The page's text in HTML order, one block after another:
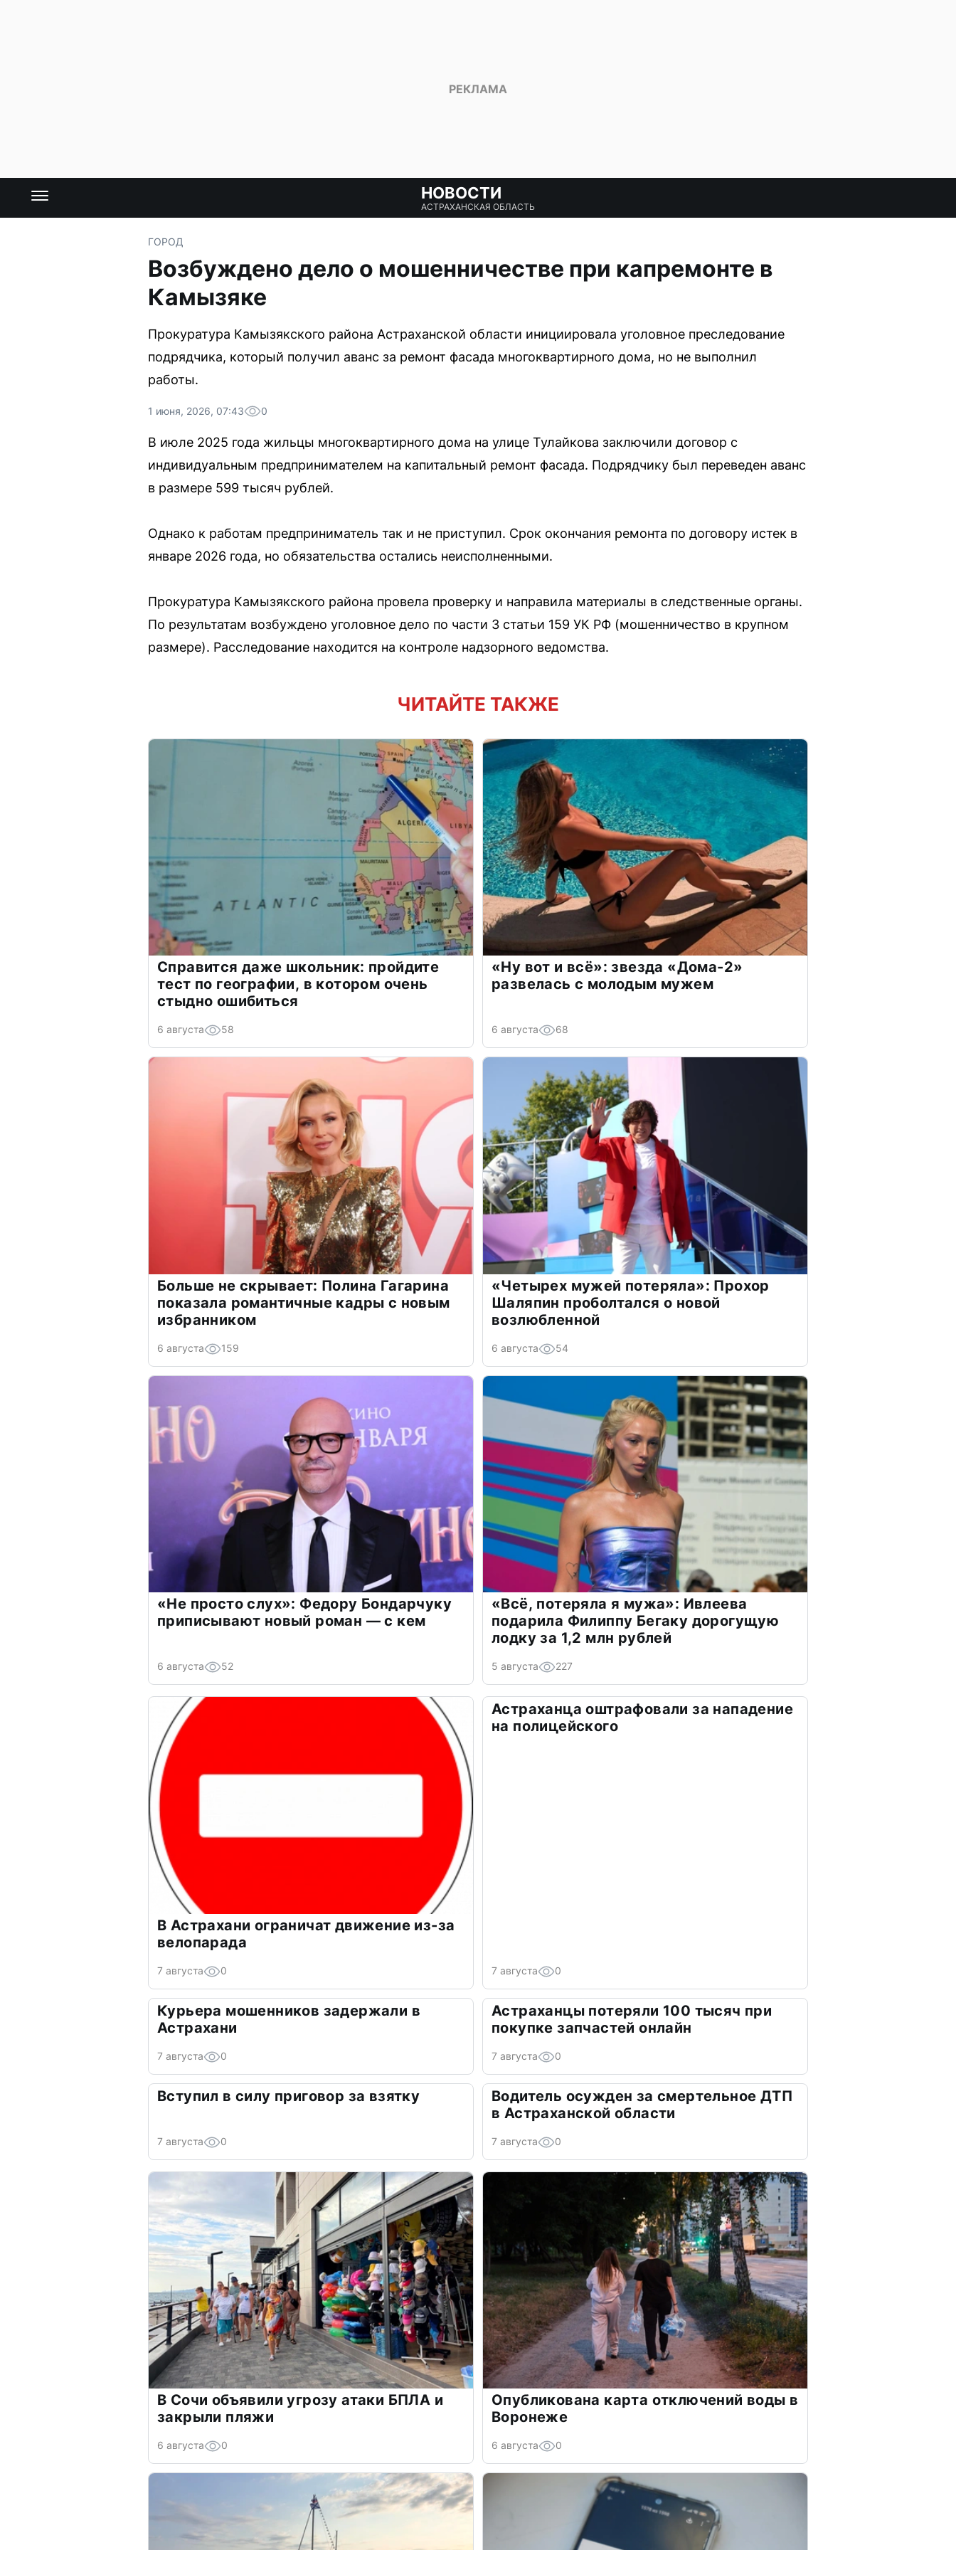
НОВОСТИ
АСТРАХАНСКАЯ ОБЛАСТЬ
ГОРОД
Возбуждено дело о мошенничестве при капремонте в
Камызяке
Прокуратура Камызякского района Астраханской области инициировала уголовное преследование
подрядчика, который получил аванс за ремонт фасада многоквартирного дома, но не выполнил
работы.
1 июня, 2026, 07:43 0
В июле 2025 года жильцы многоквартирного дома на улице Тулайкова заключили договор с
индивидуальным предпринимателем на капитальный ремонт фасада. Подрядчику был переведен аванс
в размере 599 тысяч рублей.
Однако к работам предприниматель так и не приступил. Срок окончания ремонта по договору истек в
январе 2026 года, но обязательства остались неисполненными.
Прокуратура Камызякского района провела проверку и направила материалы в следственные органы.
По результатам возбуждено уголовное дело по части 3 статьи 159 УК РФ (мошенничество в крупном
размере). Расследование находится на контроле надзорного ведомства.
ЧИТАЙТЕ ТАКЖЕ
Справится даже школьник: пройдите
тест по географии, в котором очень
стыдно ошибиться
6 августа 58
«Ну вот и всё»: звезда «Дома-2»
развелась с молодым мужем
6 августа 68
Больше не скрывает: Полина Гагарина
показала романтичные кадры с новым
избранником
6 августа 159
«Четырех мужей потеряла»: Прохор
Шаляпин проболтался о новой
возлюбленной
6 августа 54
«Не просто слух»: Федору Бондарчуку
приписывают новый роман — с кем
6 августа 52
«Всё, потеряла я мужа»: Ивлеева
подарила Филиппу Бегаку дорогущую
лодку за 1,2 млн рублей
5 августа 227
В Астрахани ограничат движение из-за
велопарада
7 августа 0
Астраханца оштрафовали за нападение
на полицейского
7 августа 0
Курьера мошенников задержали в
Астрахани
7 августа 0
Астраханцы потеряли 100 тысяч при
покупке запчастей онлайн
7 августа 0
Вступил в силу приговор за взятку
7 августа 0
Водитель осужден за смертельное ДТП
в Астраханской области
7 августа 0
В Сочи объявили угрозу атаки БПЛА и
закрыли пляжи
6 августа 0
Опубликована карта отключений воды в
Воронеже
6 августа 0